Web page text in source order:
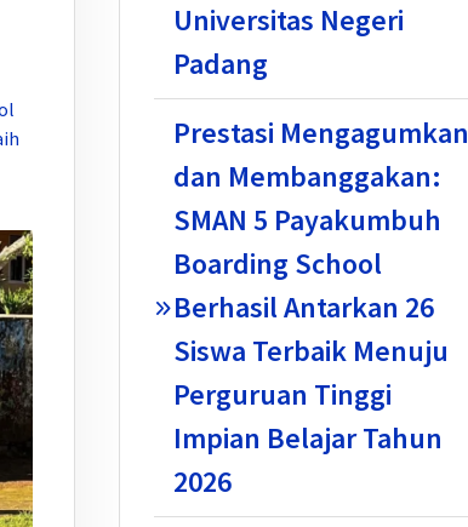
Universitas Negeri
Padang
Prestasi Mengagumkan
dan Membanggakan:
SMAN 5 Payakumbuh
Boarding School
Berhasil Antarkan 26
Siswa Terbaik Menuju
Perguruan Tinggi
Impian Belajar Tahun
2026